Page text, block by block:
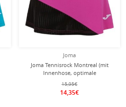
Joma
Joma Tennisrock Montreal (mit
Innenhose, optimale
Bewegungsfreiheit) rosa/schwarz
Damen
15,95€
14,35€